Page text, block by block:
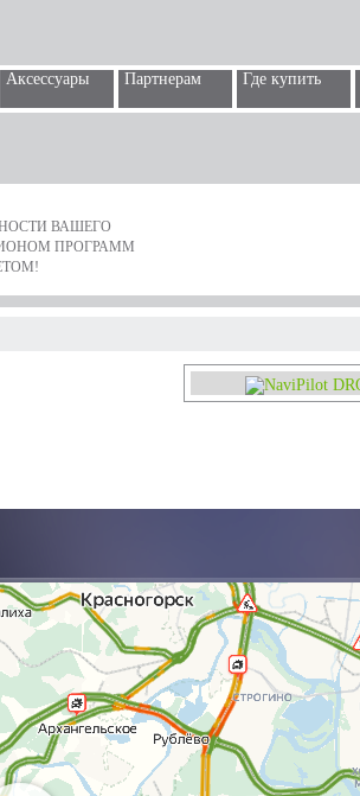
Аксессуары Партнерам Где купить
ВАШЕГО
ПРОГРАММ